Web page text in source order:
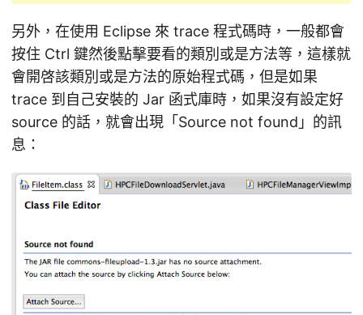
另外，在使用 Eclipse 來 trace 程式碼時，一般都會
按住 Ctrl 鍵然後點擊要看的類別或是方法等，這樣就
會開啓該類別或是方法的原始程式碼，但是如果
trace 到自己安裝的 Jar 函式庫時，如果沒有設定好
source 的話，就會出現「Source not found」的訊
息：